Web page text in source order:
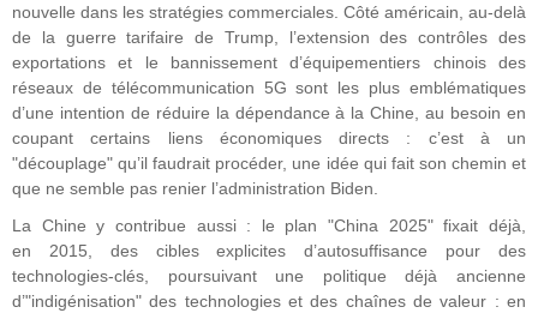
nouvelle dans les stratégies commerciales. Côté américain, au-delà
de la guerre tarifaire de Trump, l’extension des contrôles des
exportations et le bannissement d’équipementiers chinois des
réseaux de télécommunication 5G sont les plus emblématiques
d’une intention de réduire la dépendance à la Chine, au besoin en
coupant certains liens économiques directs : c’est à un
"découplage" qu’il faudrait procéder, une idée qui fait son chemin et
que ne semble pas renier l’administration Biden.
La Chine y contribue aussi : le plan "China 2025" fixait déjà,
en 2015, des cibles explicites d’autosuffisance pour des
technologies-clés, poursuivant une politique déjà ancienne
d’"indigénisation" des technologies et des chaînes de valeur : en